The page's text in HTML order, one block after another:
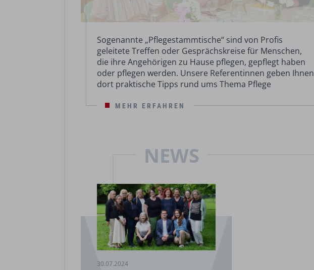
Sogenannte „Pflegestammtische“ sind von Profis
geleitete Treffen oder Gesprächskreise für Menschen,
die ihre Angehörigen zu Hause pflegen, gepflegt haben
oder pflegen werden. Unsere Referentinnen geben Ihnen
dort praktische Tipps rund ums Thema Pflege
MEHR ERFAHREN
NEWS
30.07.2024